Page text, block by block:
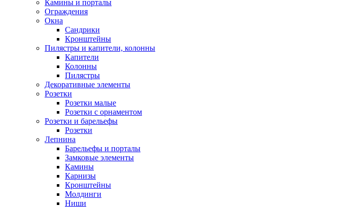
Камины и порталы
Ограждения
Окна
Сандрики
Кронштейны
Пилястры и капители, колонны
Капители
Колонны
Пилястры
Декоративные элементы
Розетки
Розетки малые
Розетки с орнаментом
Розетки и барельефы
Розетки
Лепнина
Барельефы и порталы
Замковые элементы
Камины
Карнизы
Кронштейны
Молдинги
Ниши